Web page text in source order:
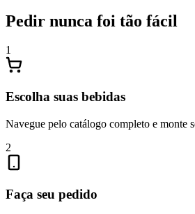
Pedir nunca foi tão fácil
1
Escolha suas bebidas
Navegue pelo catálogo completo e monte
2
Faça seu pedido